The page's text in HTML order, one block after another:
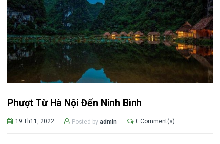
Phượt Từ Hà Nội Đến Ninh Bình
19 Th11, 2022 Posted by admin 0 Comment(s)